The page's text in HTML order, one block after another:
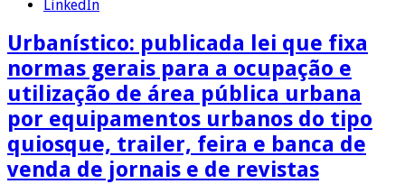
LinkedIn
Urbanístico: publicada lei que fixa
normas gerais para a ocupação e
utilização de área pública urbana
por equipamentos urbanos do tipo
quiosque, trailer, feira e banca de
venda de jornais e de revistas